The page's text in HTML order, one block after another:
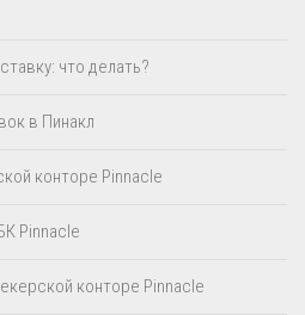
что делать?
в Пинакл
конторе Pinnacle
Pinnacle
конторе Pinnacle